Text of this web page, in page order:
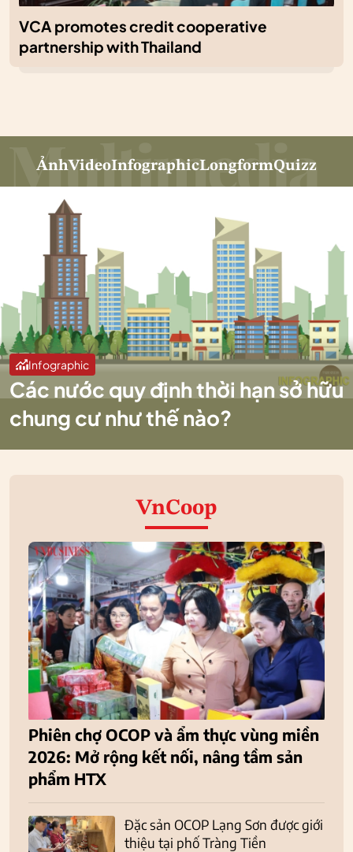
VCA promotes credit cooperative
partnership with Thailand
ẢnhVideoInfographicLongformQuizz
Infographic
Các nước quy định thời hạn sở hữu
chung cư như thế nào?
VnCoop
Phiên chợ OCOP và ẩm thực vùng miền
2026: Mở rộng kết nối, nâng tầm sản
phẩm HTX
Đặc sản OCOP Lạng Sơn được giới
thiệu tại phố Tràng Tiền